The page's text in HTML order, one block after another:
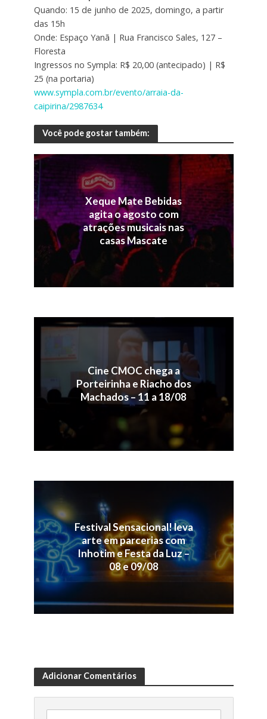
Quando: 15 de junho de 2025, domingo, a partir
das 15h
Onde: Espaço Yanã | Rua Francisco Sales, 127 –
Floresta
Ingressos no Sympla: R$ 20,00 (antecipado) | R$
25 (na portaria)
www.sympla.com.br/evento/arraia-da-
caipirina/2987634
Você pode gostar também:
Xeque Mate Bebidas
agita o agosto com
atrações musicais nas
casas Mascate
Cine CMOC chega a
Porteirinha e Riacho dos
Machados – 11 a 18/08
Festival Sensacional! leva
arte em parcerias com
Inhotim e Festa da Luz –
08 e 09/08
Adicionar Comentários